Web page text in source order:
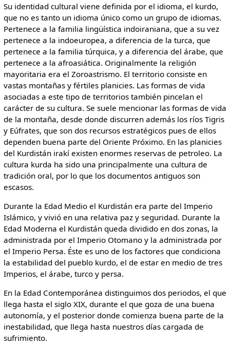
Su identidad cultural viene definida por el idioma, el kurdo,
que no es tanto un idioma único como un grupo de idiomas.
Pertenece a la familia lingüística indoiraniana, que a su vez
pertenece a la indoeuropea, a diferencia de la turca, que
pertenece a la familia túrquica, y a diferencia del árabe, que
pertenece a la afroasiática. Originalmente la religión
mayoritaria era el Zoroastrismo. El territorio consiste en
vastas montañas y fértiles planicies. Las formas de vida
asociadas a este tipo de territorios también pincelan el
carácter de su cultura. Se suele mencionar las formas de vida
de la montaña, desde donde discurren además los ríos Tigris
y Eúfrates, que son dos recursos estratégicos pues de ellos
dependen buena parte del Oriente Próximo. En las planicies
del Kurdistán irakí existen enormes reservas de petroleo. La
cultura kurda ha sido una principalmente una cultura de
tradición oral, por lo que los documentos antiguos son
escasos.
Durante la Edad Medio el Kurdistán era parte del Imperio
Islámico, y vivió en una relativa paz y seguridad. Durante la
Edad Moderna el Kurdistán queda dividido en dos zonas, la
administrada por el Imperio Otomano y la administrada por
el Imperio Persa. Éste es uno de los factores que condiciona
la estabilidad del pueblo kurdo, el de estar en medio de tres
Imperios, el árabe, turco y persa.
En la Edad Contemporánea distinguimos dos periodos, el que
llega hasta el siglo XIX, durante el que goza de una buena
autonomía, y el posterior donde comienza buena parte de la
inestabilidad, que llega hasta nuestros días cargada de
sufrimiento.